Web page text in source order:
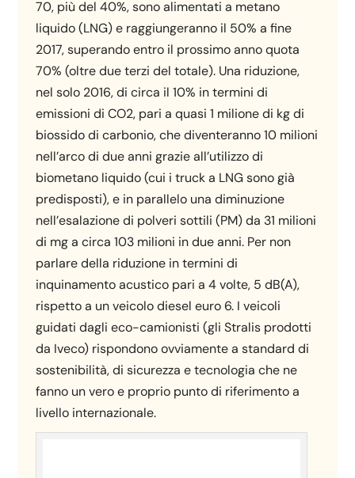
70, più del 40%, sono alimentati a metano
liquido (LNG) e raggiungeranno il 50% a fine
2017, superando entro il prossimo anno quota
70% (oltre due terzi del totale). Una riduzione,
nel solo 2016, di circa il 10% in termini di
emissioni di CO2, pari a quasi 1 milione di kg di
biossido di carbonio, che diventeranno 10 milioni
nell’arco di due anni grazie all’utilizzo di
biometano liquido (cui i truck a LNG sono già
predisposti), e in parallelo una diminuzione
nell’esalazione di polveri sottili (PM) da 31 milioni
di mg a circa 103 milioni in due anni. Per non
parlare della riduzione in termini di
inquinamento acustico pari a 4 volte, 5 dB(A),
rispetto a un veicolo diesel euro 6. I veicoli
guidati dagli eco-camionisti (gli Stralis prodotti
da Iveco) rispondono ovviamente a standard di
sostenibilità, di sicurezza e tecnologia che ne
fanno un vero e proprio punto di riferimento a
livello internazionale.